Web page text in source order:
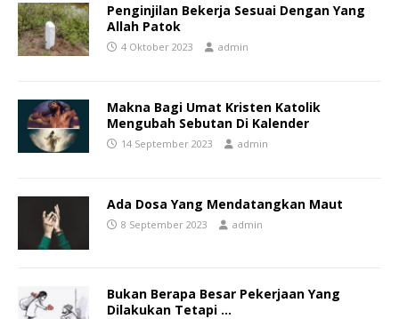
Penginjilan Bekerja Sesuai Dengan Yang
Allah Patok
4 Oktober 2023 admin
Makna Bagi Umat Kristen Katolik
Mengubah Sebutan Di Kalender
14 September 2023 admin
Ada Dosa Yang Mendatangkan Maut
8 September 2023 admin
Bukan Berapa Besar Pekerjaan Yang
Dilakukan Tetapi …